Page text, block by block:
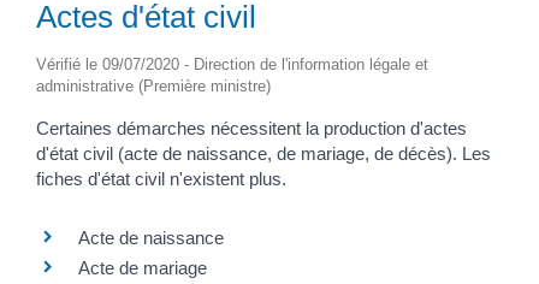
Actes d'état civil
Vérifié le 09/07/2020 - Direction de l'information légale et
administrative (Première ministre)
Certaines démarches nécessitent la production d'actes
d'état civil (acte de naissance, de mariage, de décès). Les
fiches d'état civil n'existent plus.
Acte de naissance
Acte de mariage